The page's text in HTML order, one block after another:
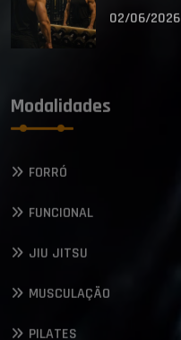
02/06/2026
Modalidades
FORRÓ
FUNCIONAL
JIU JITSU
MUSCULAÇÃO
PILATES